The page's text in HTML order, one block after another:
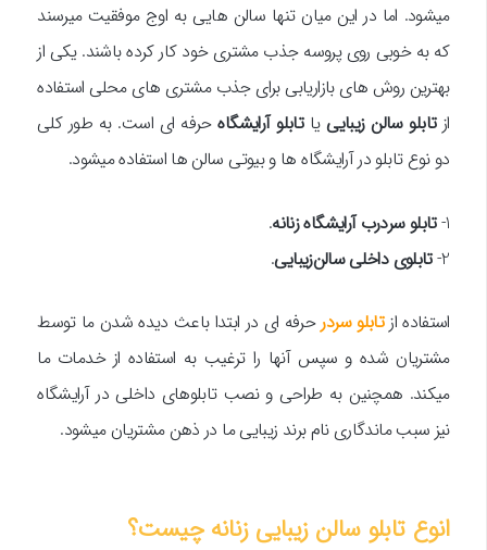
میشود. اما در این میان تنها سالن هایی به اوج موفقیت میرسند
که به خوبی روی پروسه جذب مشتری خود کار کرده باشند. یکی از
بهترین روش های بازاریابی برای جذب مشتری های محلی استفاده
ازتابلو سالن زیبایییاتابلو آرایشگاهحرفه ای است. به طور کلی
دو نوع تابلو در آرایشگاه ها و بیوتی سالن ها استفاده میشود.
1- تابلو سردرب آرایشگاه زنانه.
2- تابلوی داخلی سالن‌زیبایی.
استفاده ازتابلو سردرحرفه ای در ابتدا باعث دیده شدن ما توسط
مشتریان شده و سپس آنها را ترغیب به استفاده از خدمات ما
میکند. همچنین به طراحی و نصب تابلوهای داخلی در آرایشگاه
نیز سبب ماندگاری نام برند زیبایی ما در ذهن مشتریان میشود.
انوع تابلو سالن زیبایی زنانه چیست؟